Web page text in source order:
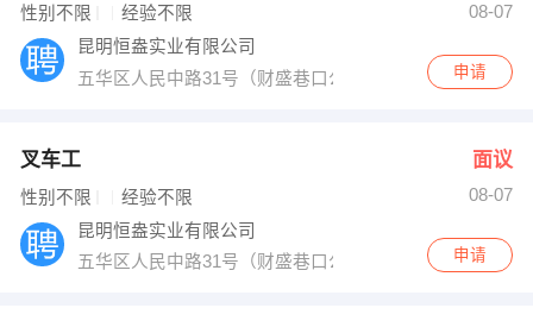
性别不限 经验不限
08-07
昆明恒盎实业有限公司
五华区人民中路31号（财盛巷口公交车站旁）
申请
叉车工 面议
性别不限 经验不限
08-07
昆明恒盎实业有限公司
五华区人民中路31号（财盛巷口公交车站旁）
申请